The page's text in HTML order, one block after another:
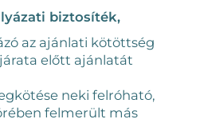
biztosíték,
az ajánlati kötöttség
előtt ajánlatát
neki felróható,
felmerült más